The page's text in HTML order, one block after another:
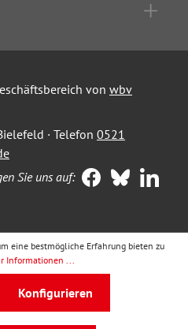
von wbv
· Telefon 0521
Sie uns auf:
eine bestmögliche Erfahrung bieten zu
Informationen ...
Konfigurieren